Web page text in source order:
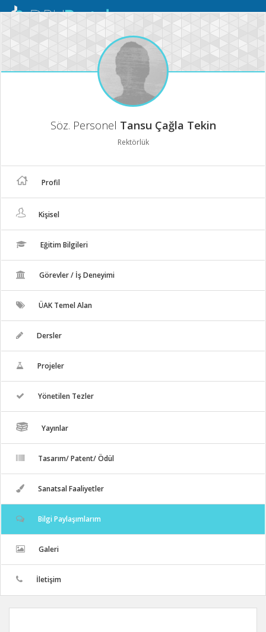
Mobil
Söz. Personel Tansu Çağla Tekin
Rektörlük
Profil
Kişisel
Eğitim Bilgileri
Görevler / İş Deneyimi
ÜAK Temel Alan
Dersler
Projeler
Yönetilen Tezler
Yayınlar
Tasarım/ Patent/ Ödül
Sanatsal Faaliyetler
Bilgi Paylaşımlarım
Galeri
İletişim